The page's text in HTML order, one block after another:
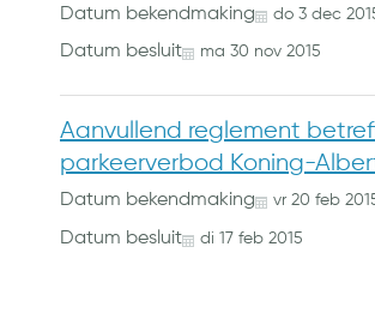
Datum bekendmaking do 3 dec
Datum besluit ma 30 nov 2015
Aanvullend reglement
parkeerverbod Koning-
Datum bekendmaking vr 20 feb
Datum besluit di 17 feb 2015